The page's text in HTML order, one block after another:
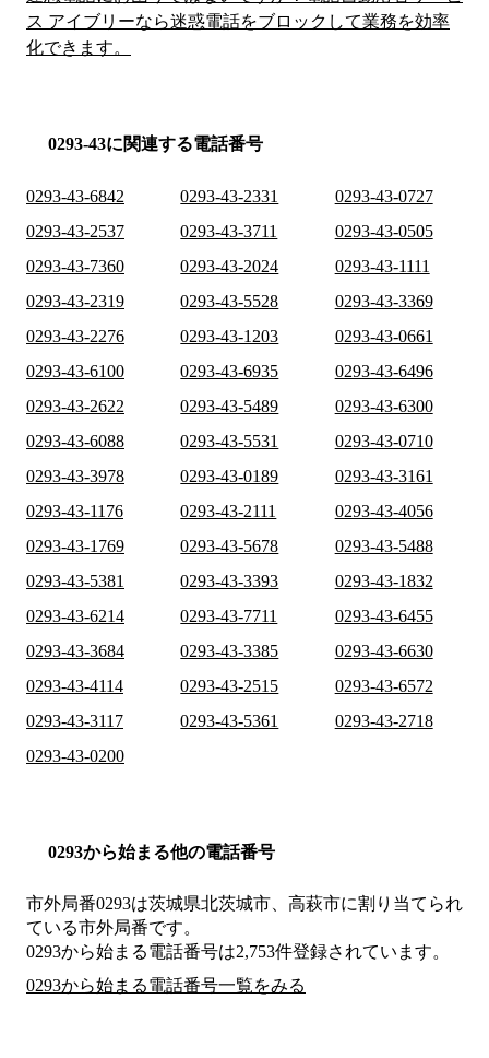
ス アイブリーなら迷惑電話をブロックして業務を効率
化できます。
0293-43に関連する電話番号
0293-43-6842 0293-43-2331
0293-43-0727
0293-43-2537
0293-43-3711
0293-43-0505
0293-43-7360
0293-43-2024
0293-43-1111
0293-43-2319
0293-43-5528
0293-43-3369
0293-43-2276
0293-43-1203
0293-43-0661
0293-43-6100
0293-43-6935
0293-43-6496
0293-43-2622
0293-43-5489
0293-43-6300
0293-43-6088
0293-43-5531
0293-43-0710
0293-43-3978
0293-43-0189
0293-43-3161
0293-43-1176
0293-43-2111
0293-43-4056
0293-43-1769
0293-43-5678
0293-43-5488
0293-43-5381
0293-43-3393
0293-43-1832
0293-43-6214
0293-43-7711
0293-43-6455
0293-43-3684
0293-43-3385
0293-43-6630
0293-43-4114
0293-43-2515
0293-43-6572
0293-43-3117
0293-43-5361
0293-43-2718
0293-43-0200
0293から始まる他の電話番号
市外局番0293は茨城県北茨城市、高萩市に割り当てられ
ている市外局番です。
0293から始まる電話番号は2,753件登録されています。
0293から始まる電話番号一覧をみる